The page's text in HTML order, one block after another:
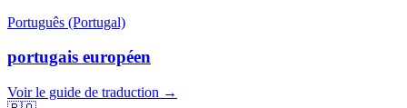
Português (Portugal)
portugais européen
Voir le guide de traduction →